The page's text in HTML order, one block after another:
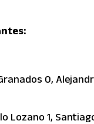
0,
Lozano 1,